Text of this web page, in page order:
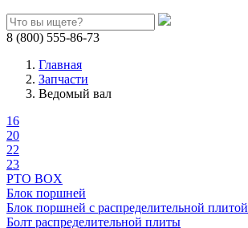
8 (800) 555-86-73
Главная
Запчасти
Ведомый вал
16
20
22
23
PTO BOX
Блок поршней
Блок поршней c распределительной плитой
Болт распределительной плиты